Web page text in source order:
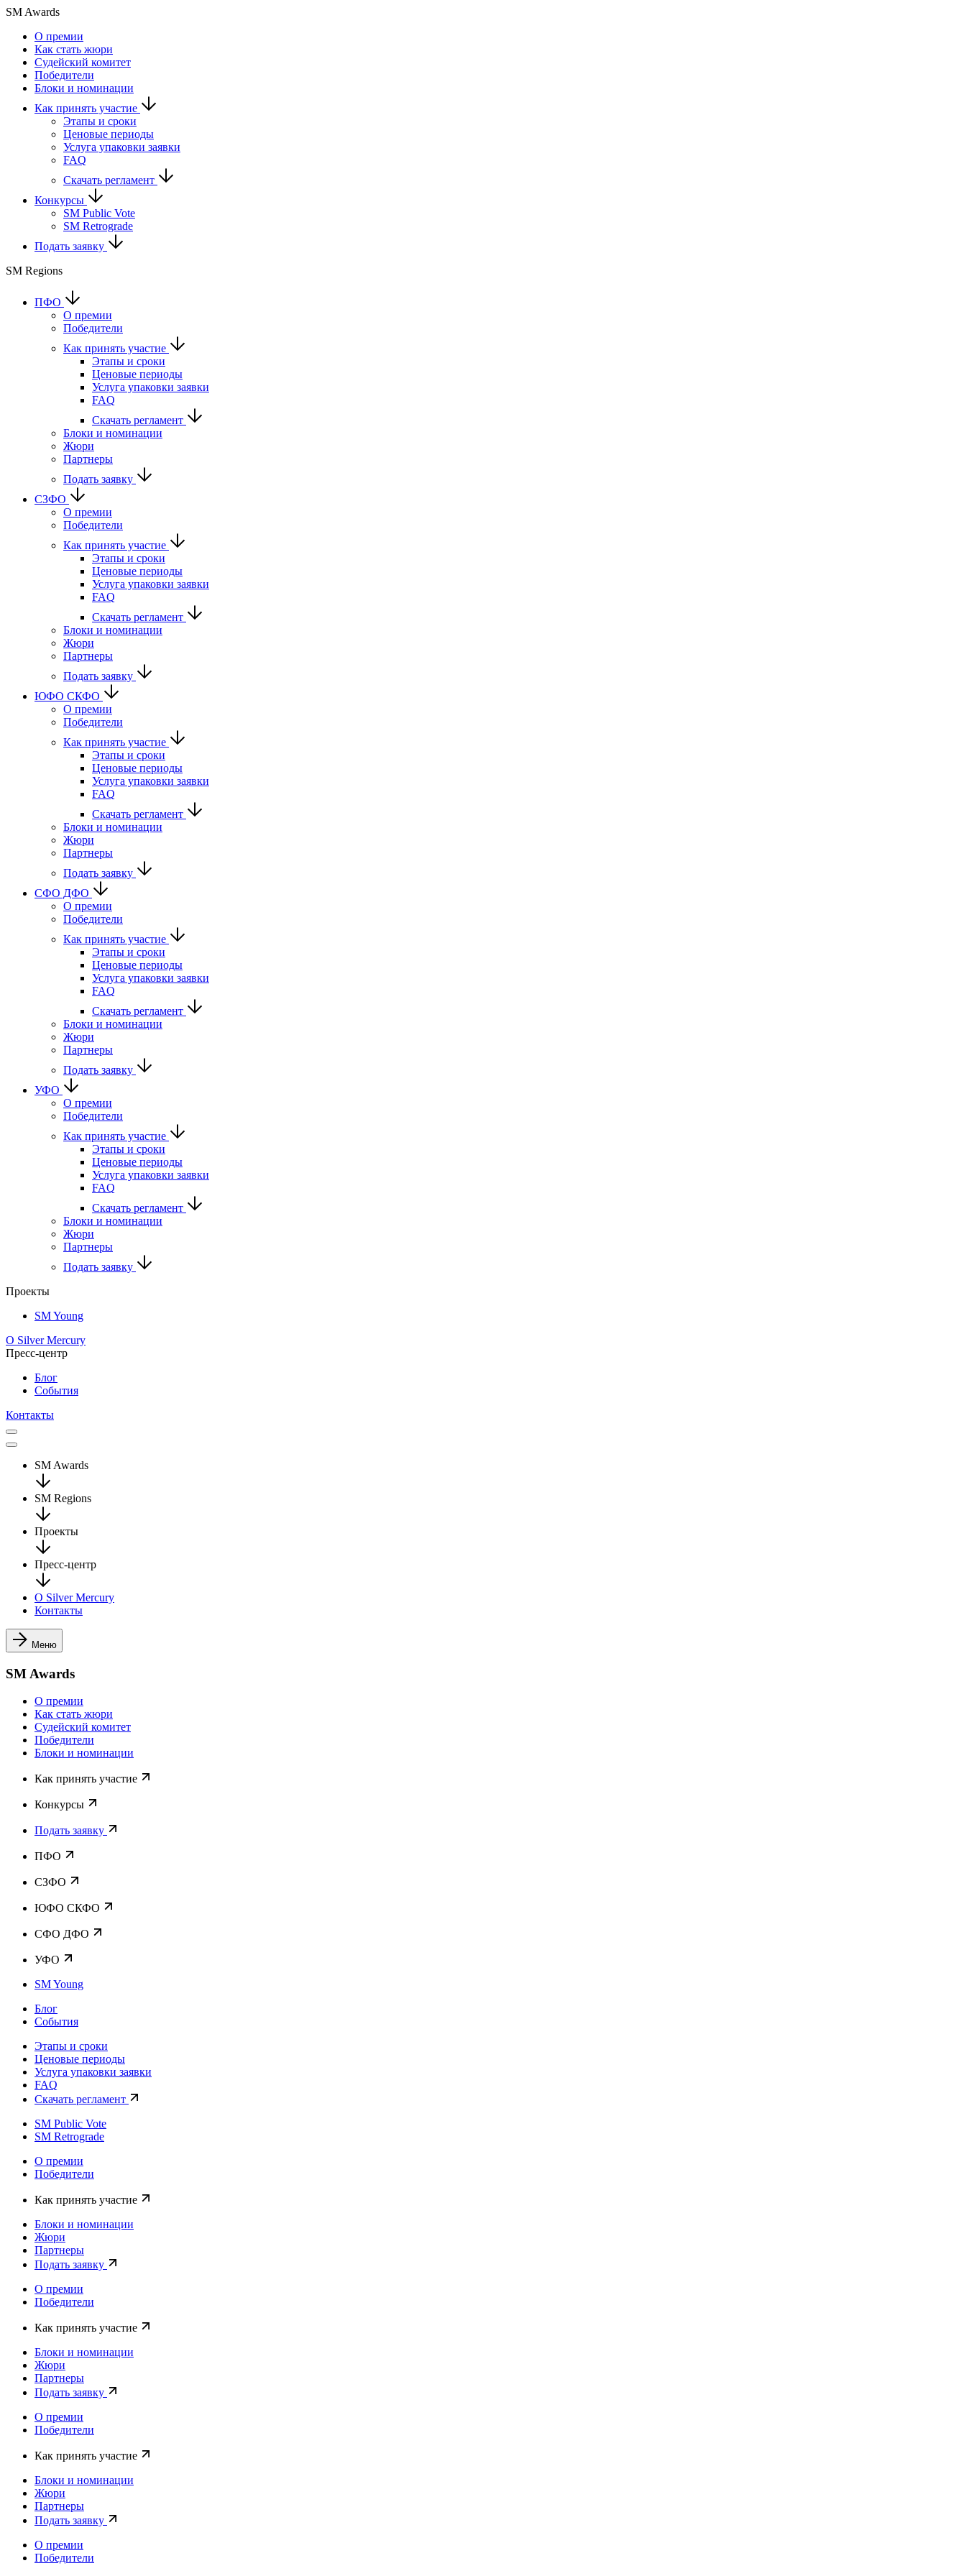
SM Awards
О премии
Как стать жюри
Судейский комитет
Победители
Блоки и номинации
Как принять участие
Этапы и сроки
Ценовые периоды
Услуга упаковки заявки
FAQ
Скачать регламент
Конкурсы
SM Public Vote
SM Retrograde
Подать заявку
SM Regions
ПФО
О премии
Победители
Как принять участие
Этапы и сроки
Ценовые периоды
Услуга упаковки заявки
FAQ
Скачать регламент
Блоки и номинации
Жюри
Партнеры
Подать заявку
СЗФО
О премии
Победители
Как принять участие
Этапы и сроки
Ценовые периоды
Услуга упаковки заявки
FAQ
Скачать регламент
Блоки и номинации
Жюри
Партнеры
Подать заявку
ЮФО СКФО
О премии
Победители
Как принять участие
Этапы и сроки
Ценовые периоды
Услуга упаковки заявки
FAQ
Скачать регламент
Блоки и номинации
Жюри
Партнеры
Подать заявку
CФО ДФО
О премии
Победители
Как принять участие
Этапы и сроки
Ценовые периоды
Услуга упаковки заявки
FAQ
Скачать регламент
Блоки и номинации
Жюри
Партнеры
Подать заявку
УФО
О премии
Победители
Как принять участие
Этапы и сроки
Ценовые периоды
Услуга упаковки заявки
FAQ
Скачать регламент
Блоки и номинации
Жюри
Партнеры
Подать заявку
Проекты
SM Young
О Silver Mercury
Пресс-центр
Блог
События
Контакты
SM Awards
SM Regions
Проекты
Пресс-центр
О Silver Mercury
Контакты
Меню
SM Awards
О премии
Как стать жюри
Судейский комитет
Победители
Блоки и номинации
Как принять участие
Конкурсы
Подать заявку
ПФО
СЗФО
ЮФО СКФО
CФО ДФО
УФО
SM Young
Блог
События
Этапы и сроки
Ценовые периоды
Услуга упаковки заявки
FAQ
Скачать регламент
SM Public Vote
SM Retrograde
О премии
Победители
Как принять участие
Блоки и номинации
Жюри
Партнеры
Подать заявку
О премии
Победители
Как принять участие
Блоки и номинации
Жюри
Партнеры
Подать заявку
О премии
Победители
Как принять участие
Блоки и номинации
Жюри
Партнеры
Подать заявку
О премии
Победители